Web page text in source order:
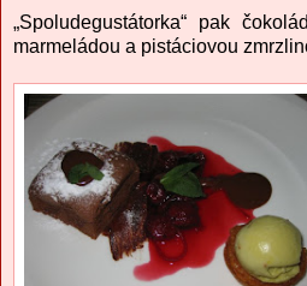
„Spoludegustátorka“ pak
marmeládou a pistáciovou